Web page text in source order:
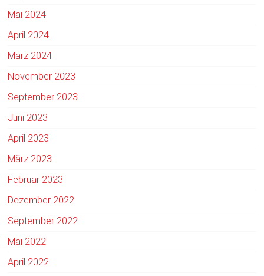
Mai 2024
April 2024
März 2024
November 2023
September 2023
Juni 2023
April 2023
März 2023
Februar 2023
Dezember 2022
September 2022
Mai 2022
April 2022